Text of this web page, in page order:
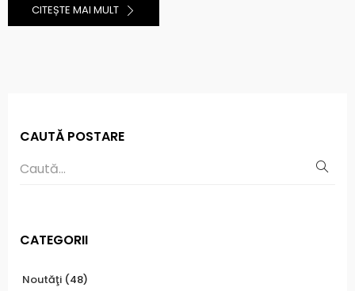
CITEȘTE MAI MULT
CAUTĂ POSTARE
CATEGORII
Noutăţi (48)